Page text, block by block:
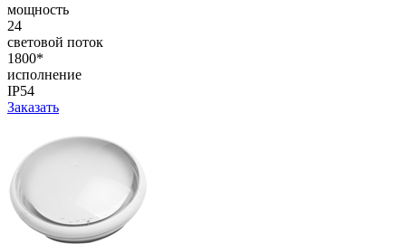
мощность
24
световой поток
1800*
исполнение
IP54
Заказать